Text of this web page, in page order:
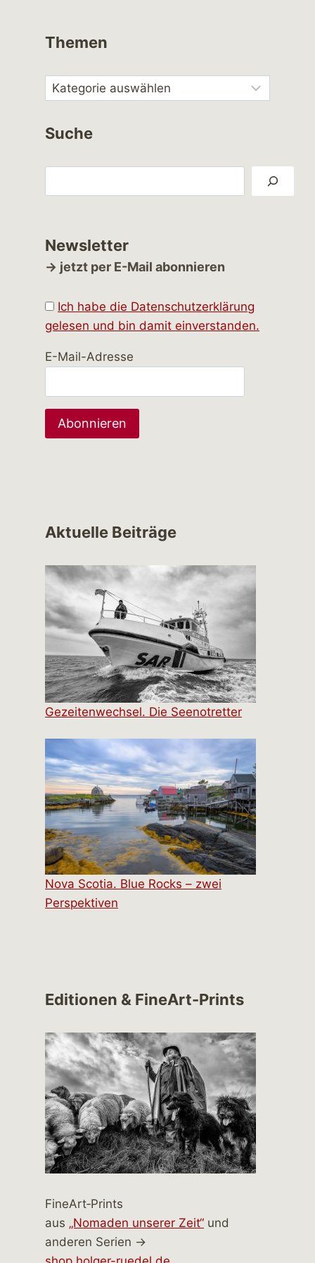
Themen
Suche
Newsletter
→ jetzt per E-Mail abonnieren
Ich habe die Datenschutzerklärung
gelesen und bin damit einverstanden.
E-Mail-Adresse
Aktuelle Beiträge
Gezeitenwechsel. Die Seenotretter
Nova Scotia. Blue Rocks – zwei
Perspektiven
Editionen & FineArt-Prints
FineArt‑Prints
aus „Nomaden unserer Zeit“ und
anderen Serien →